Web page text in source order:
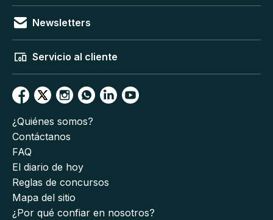
Newsletters
Servicio al cliente
¿Quiénes somos?
Contáctanos
FAQ
El diario de hoy
Reglas de concursos
Mapa del sitio
¿Por qué confiar en nosotros?